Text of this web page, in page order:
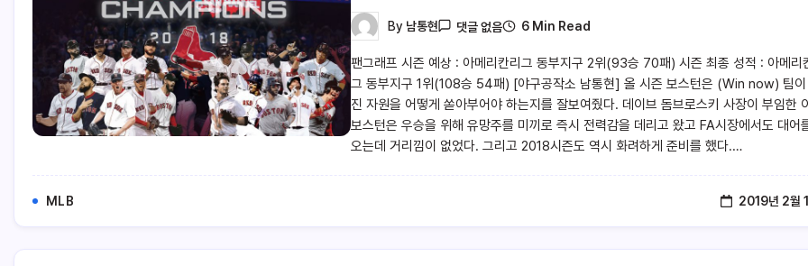
By 남통현 댓글 없음 6 Min Read
팬그래프 시즌 예상 : 아메리칸리그 동부지구 2위(93승 70패) 시즌 최종 성적 : 아메리
그 동부지구 1위(108승 54패) [야구공작소 남통현] 올 시즌 보스턴은 (Win now) 팀
진 자원을 어떻게 쏟아부어야 하는지를 잘보여줬다. 데이브 돔브로스키 사장이 부임한
보스턴은 우승을 위해 유망주를 미끼로 즉시 전력감을 데리고 왔고 FA시장에서도 대어
오는데 거리낌이 없었다. 그리고 2018시즌도 역시 화려하게 준비를 했다.…
MLB 2019년 2월